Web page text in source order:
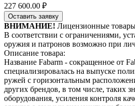
227 600.00 ₽
Оставить заявку
ВНИМАНИЕ! Лицензионные
В соответствии с ограничениями,
оружия и патронов возможно при
Описание товара:
Название Fabarm - сокращенное от
специализировалась на выпуске
ружей с горизонтальным
других брендов, в том числе, таких
оборудования, усиления контроля